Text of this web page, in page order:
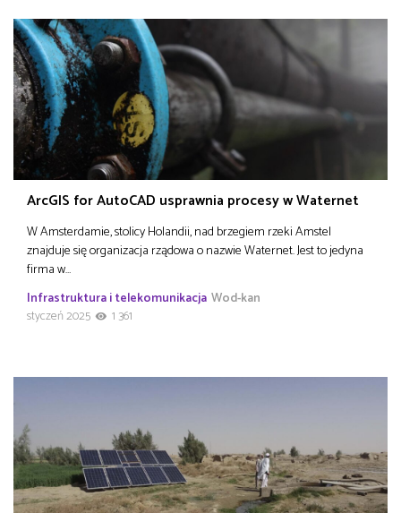
ArcGIS for AutoCAD usprawnia procesy w Waternet
W Amsterdamie, stolicy Holandii, nad brzegiem rzeki Amstel
znajduje się organizacja rządowa o nazwie Waternet. Jest to jedyna
firma w…
Infrastruktura i telekomunikacja Wod-kan
styczeń 2025
1 361